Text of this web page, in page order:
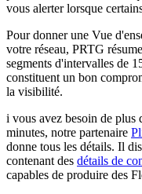
vous alerter lorsque
Pour donner une Vue
votre réseau, PRTG
segments d'intervalles de
constituent un bon
la visibilité.
i vous avez besoin de plus
minutes, notre partenaire
donne tous les détails. Il
contenant des détails de
capables de produire des